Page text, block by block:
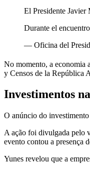
El Presidente Javier
Durante el
— Oficina del
No momento, a economia
y Censos de la República
Investimentos
O anúncio do
A ação foi divulgada pelo
evento contou a presença
Yunes revelou que a